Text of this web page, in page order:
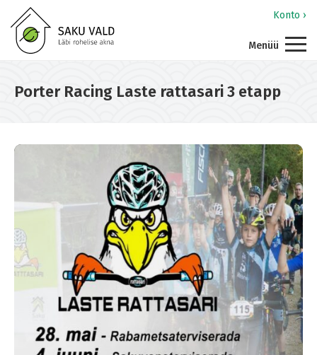
Konto ›
Menüü
Porter Racing Laste rattasari 3 etapp